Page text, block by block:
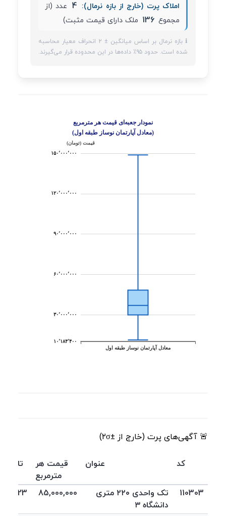
املاک پرت (خارج از بازه نرمال): 4 عدد (از
مجموع 136 ملک دارای قیمت مثبت)
ℹ️ بازه نرمال بر اساس میانگین ± ۲ انحراف معیار محاسبه
شده است. حدود ۹۵٪ داده‌ها در این محدوده قرار می‌گیرند.
🚨 آگهی‌های پرت (خارج از ±۲σ)
کد عنوان
قیمت هر
مترمربع
110303
تک واحدی ۲۲۰ متری
دانشگاه ۳
85,000,000
12/23